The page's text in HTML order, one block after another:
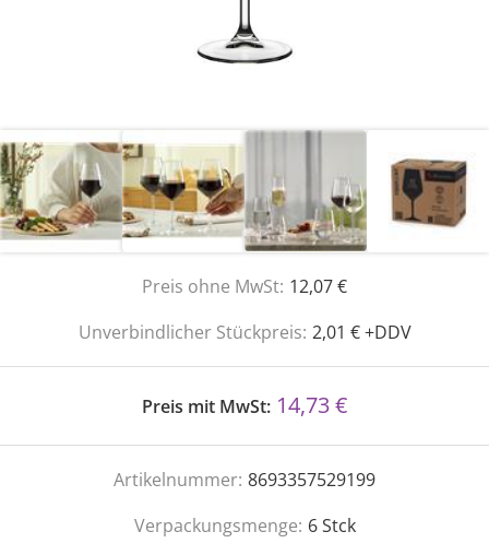
Preis ohne MwSt: 12,07 €
Unverbindlicher Stückpreis: 2,01 € +DDV
Preis mit MwSt: 14,73 €
Artikelnummer: 8693357529199
Verpackungsmenge: 6Stck